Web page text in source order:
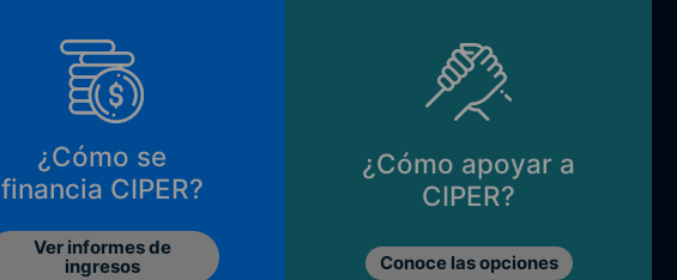
¿Cómo se
financia CIPER?
Ver informes de
ingresos
¿Cómo apoyar a
CIPER?
Conoce las opciones